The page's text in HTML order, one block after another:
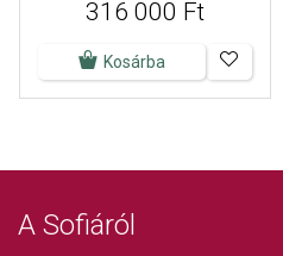
316 000 Ft
Kosárba
A Sofiáról